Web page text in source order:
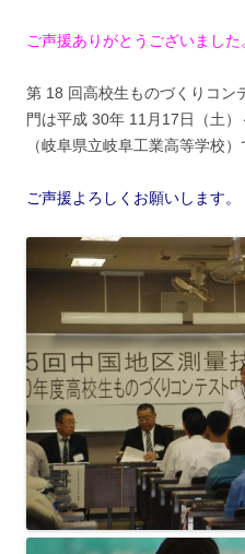
ご声援ありがとうございました
第 18 回高校生ものづくりコン
門は平成 30年 11月17日（土
（岐阜県立岐阜工業高等学校）
ご声援よろしくお願いします。